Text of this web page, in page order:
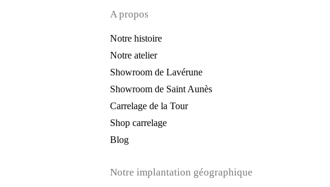
A propos
Notre histoire
Notre atelier
Showroom de Lavérune
Showroom de Saint Aunès
Carrelage de la Tour
Shop carrelage
Blog
Notre implantation géographique